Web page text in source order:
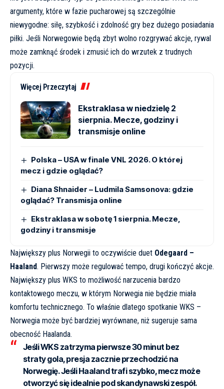
argumenty, które w fazie pucharowej są szczególnie
niewygodne: siłę, szybkość i zdolność gry bez dużego posiadania
piłki. Jeśli Norwegowie będą zbyt wolno rozgrywać akcje, rywal
może zamknąć środek i zmusić ich do wrzutek z trudnych
pozycji.
Więcej Przeczytaj
Ekstraklasa w niedzielę 2
sierpnia. Mecze, godziny i
transmisje online
Polska – USA w finale VNL 2026. O której
mecz i gdzie oglądać?
Diana Shnaider – Ludmila Samsonova: gdzie
oglądać? Transmisja online
Ekstraklasa w sobotę 1 sierpnia. Mecze,
godziny i transmisje
Największy plus Norwegii to oczywiście duet Odegaard –
Haaland. Pierwszy może regulować tempo, drugi kończyć akcje.
Największy plus WKS to możliwość narzucenia bardzo
kontaktowego meczu, w którym Norwegia nie będzie miała
komfortu technicznego. To właśnie dlatego spotkanie WKS –
Norwegia może być bardziej wyrównane, niż sugeruje sama
obecność Haalanda.
Jeśli WKS zatrzyma pierwsze 30 minut bez
straty gola, presja zacznie przechodzić na
Norwegię. Jeśli Haaland trafi szybko, mecz może
otworzyć się idealnie pod skandynawski zespół.